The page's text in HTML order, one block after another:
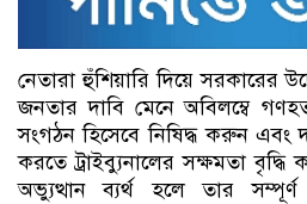
নেতারা হুঁশিয়ারি দিয়ে সরকারের
জনতার দাবি মেনে অবিলম্বে
সংগঠন হিসেবে নিষিদ্ধ করুন এবং
করতে ট্রাইব্যুনালের সক্ষমতা
অভ্যুত্থান ব্যর্থ হলে তার